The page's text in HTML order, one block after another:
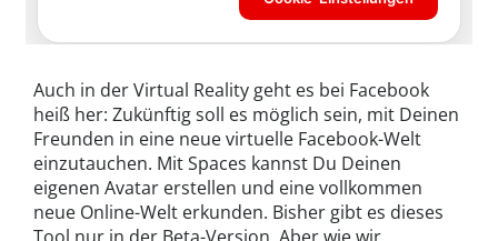
Auch in der Virtual Reality geht es bei Facebook
heiß her: Zukünftig soll es möglich sein, mit Deinen
Freunden in eine neue virtuelle Facebook-Welt
einzutauchen. Mit Spaces kannst Du Deinen
eigenen Avatar erstellen und eine vollkommen
neue Online-Welt erkunden. Bisher gibt es dieses